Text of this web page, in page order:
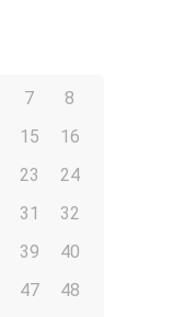
7
8
15
16
23
24
31
32
39
40
47
48